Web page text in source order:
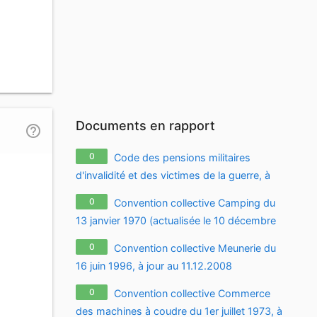
help_outline Documents en rapport
0
Code des pensions militaires
d'invalidité et des victimes de la guerre, à
jour au 01.09.2009
0
Convention collective Camping du
13 janvier 1970 (actualisée le 10 décembre
1991), à jour au 07.08.2010
0
Convention collective Meunerie du
16 juin 1996, à jour au 11.12.2008
0
Convention collective Commerce
des machines à coudre du 1er juillet 1973, à